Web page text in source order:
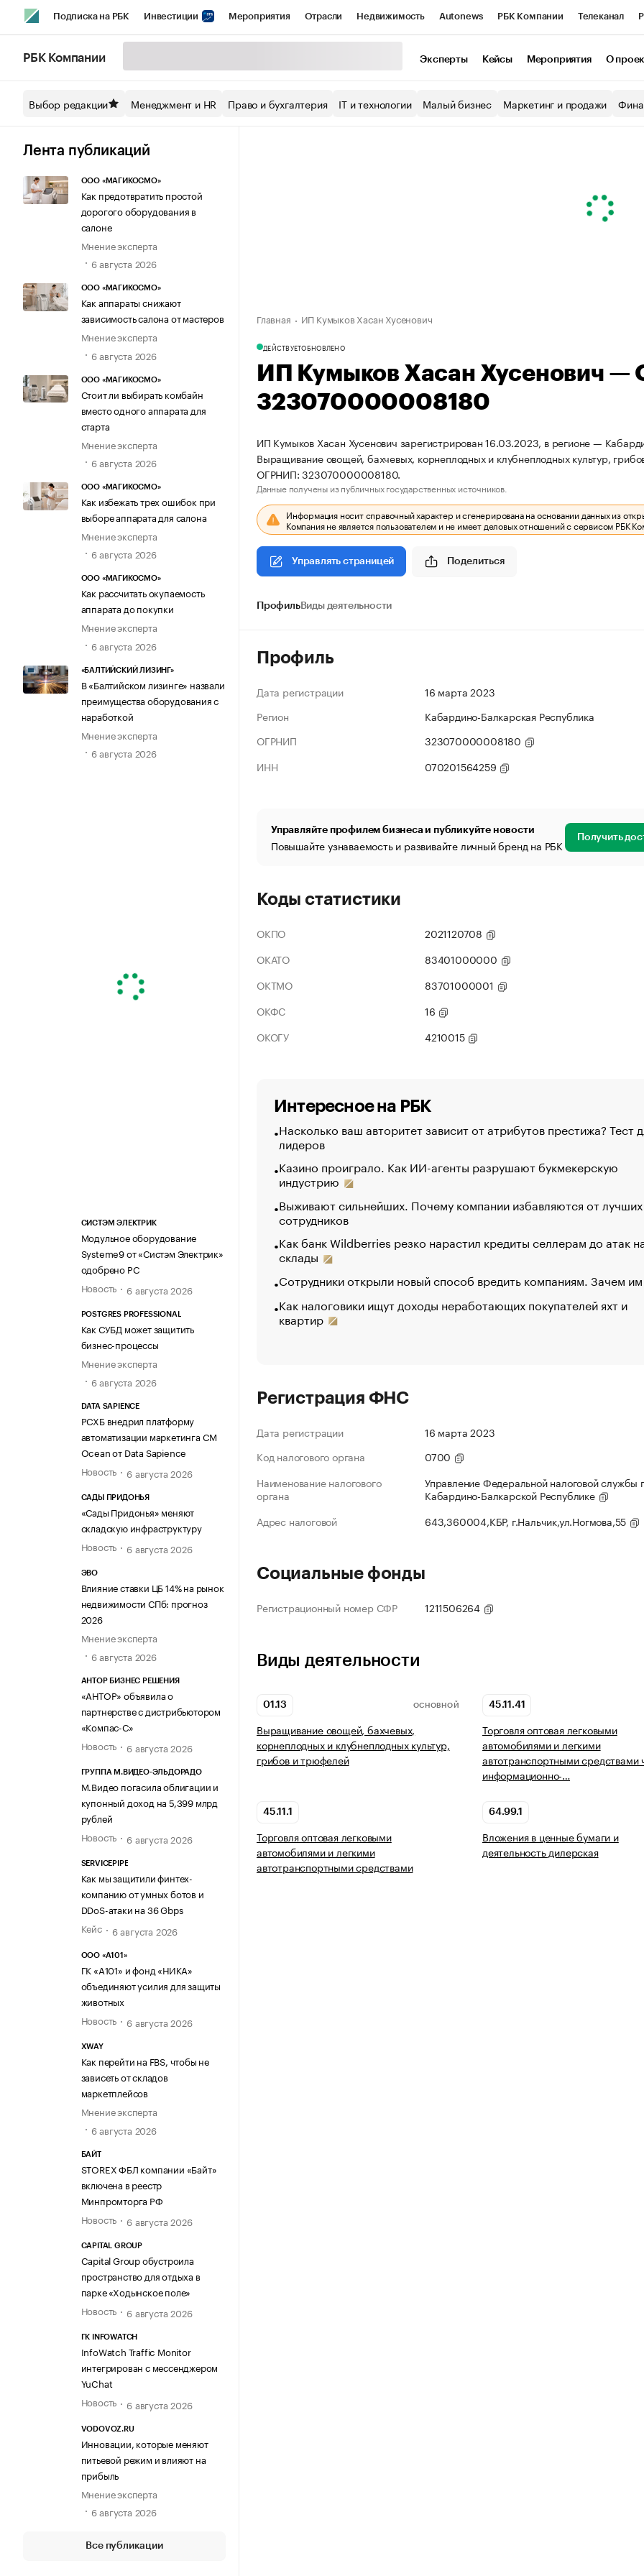
Подписка на РБК Инвестиции Мероприятия Отрасли Недвижимость Autonews РБК Компании Телеканал
Спецпроекты СПб Конференции СПб Спецпроекты Экономика Бизнес
Технологии и медиа
РБК Компании Эксперты Кейсы Мероприятия О
Выбор редакции Менеджмент и HR Право и бухгалтерия IT и технологии Малый бизнес Маркетинг и продажи
Лента публикаций
ООО «МАГИКОСМО»
Как предотвратить простой
дорогого оборудования в
салоне
Мнение эксперта
6 августа 2026
ООО «МАГИКОСМО»
Как аппараты снижают
зависимость салона от мастеров
Мнение эксперта
6 августа 2026
ООО «МАГИКОСМО»
Стоит ли выбирать комбайн
вместо одного аппарата для
старта
Мнение эксперта
6 августа 2026
ООО «МАГИКОСМО»
Как избежать трех ошибок при
выборе аппарата для салона
Мнение эксперта
6 августа 2026
ООО «МАГИКОСМО»
Как рассчитать окупаемость
аппарата до покупки
Мнение эксперта
6 августа 2026
«БАЛТИЙСКИЙ ЛИЗИНГ»
В «Балтийском лизинге» назвали
преимущества оборудования с
наработкой
Мнение эксперта
6 августа 2026
СИСТЭМ ЭЛЕКТРИК
Модульное оборудование
Systeme9 от «Систэм Электрик»
одобрено РС
Новость
6 августа 2026
POSTGRES PROFESSIONAL
Как СУБД может защитить
бизнес-процессы
Мнение эксперта
6 августа 2026
DATA SAPIENCE
РСХБ внедрил платформу
автоматизации маркетинга CM
Ocean от Data Sapience
Новость
6 августа 2026
САДЫ ПРИДОНЬЯ
«Сады Придонья» меняют
складскую инфраструктуру
Новость
6 августа 2026
ЭВО
Влияние ставки ЦБ 14% на рынок
недвижимости СПб: прогноз
2026
Мнение эксперта
6 августа 2026
АНТОР БИЗНЕС РЕШЕНИЯ
«АНТОР» объявила о
партнерстве с дистрибьютором
«Компас-С»
Новость
6 августа 2026
ГРУППА М.ВИДЕО-ЭЛЬДОРАДО
М.Видео погасила облигации и
купонный доход на 5,399 млрд
рублей
Новость
6 августа 2026
SERVICEPIPE
Как мы защитили финтех-
компанию от умных ботов и
DDoS-атаки на 36 Gbps
Кейс
6 августа 2026
ООО «А101»
ГК «А101» и фонд «НИКА»
объединяют усилия для защиты
животных
Новость
6 августа 2026
XWAY
Как перейти на FBS, чтобы не
зависеть от складов
маркетплейсов
Мнение эксперта
6 августа 2026
БАЙТ
STOREX ФБЛ компании «Байт»
включена в реестр
Минпромторга РФ
Новость
6 августа 2026
CAPITAL GROUP
Capital Group обустроила
пространство для отдыха в
парке «Ходынское поле»
Новость
6 августа 2026
ГК INFOWATCH
InfoWatch Traffic Monitor
интегрирован с мессенджером
YuChat
Новость
6 августа 2026
VODOVOZ.RU
Инновации, которые меняют
питьевой режим и влияют на
прибыль
Мнение эксперта
6 августа 2026
Все публикации
Главная ИП Кумыков Хасан Хусенович
ДЕЙСТВУЕТОБНОВЛЕНО
ИП Кумыков Хасан Хусенович
323070000008180
ИП Кумыков Хасан Хусенович зарегистрирован 16.03.2023, в регионе —
Выращивание овощей, бахчевых, корнеплодных и клубнеплодных культур,
ОГРНИП: 323070000008180.
Данные получены из публичных государственных источников.
Информация носит справочный характер и сгенерирована на основании данных из
Компания не является пользователем и не имеет деловых отношений с сервисом РБК
Управлять страницей Поделиться
ПрофильВиды деятельности
Профиль
Дата регистрации
16 марта 2023
Регион
Кабардино-Балкарская Республика
ОГРНИП
323070000008180
ИНН
070201564259
Управляйте профилем бизнеса и публикуйте новости
Повышайте узнаваемость и развивайте личный бренд на РБК Получить
Коды статистики
ОКПО
2021120708
ОКАТО
83401000000
ОКТМО
83701000001
ОКФС
16
ОКОГУ
4210015
Интересное на РБК
Насколько ваш авторитет зависит от атрибутов престижа? Тест
лидеров
Казино проиграло. Как ИИ-агенты разрушают букмекерскую
индустрию
Выживают сильнейших. Почему компании избавляются от лучших
сотрудников
Как банк Wildberries резко нарастил кредиты селлерам до атак
склады
Сотрудники открыли новый способ вредить компаниям. Зачем
Как налоговики ищут доходы неработающих покупателей яхт и
квартир
Регистрация ФНС
Дата регистрации
16 марта 2023
Код налогового органа
0700
Наименование налогового
органа
Управление Федеральной налоговой службы
Кабардино-Балкарской Республике
Адрес налоговой
643,360004,КБР, г.Нальчик,ул.Ногмова,55
Социальные фонды
Регистрационный номер СФР 1211506264
Виды деятельности
01.13 ОСНОВНОЙ
Выращивание овощей, бахчевых,
корнеплодных и клубнеплодных культур,
грибов и трюфелей
45.11.41
Торговля оптовая легковыми
автомобилями и легкими
автотранспортными средствами
информационно-…
45.11.1
Торговля оптовая легковыми
автомобилями и легкими
автотранспортными средствами
64.99.1
Вложения в ценные бумаги и
деятельность дилерская